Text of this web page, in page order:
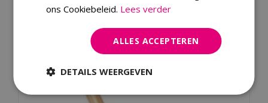
Dit product kopen
Kijk ook eens naar:
ons Cookiebeleid. Lees verder
ALLES ACCEPTEREN
DETAILS WEERGEVEN